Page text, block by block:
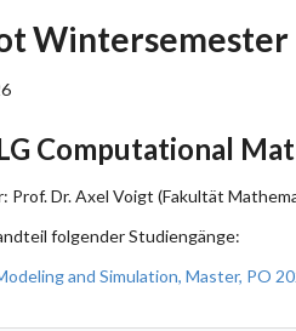
Wintersemester
Computational
Dr. Axel Voigt (Fakultät
folgender Studiengänge:
and Simulation, Master, PO